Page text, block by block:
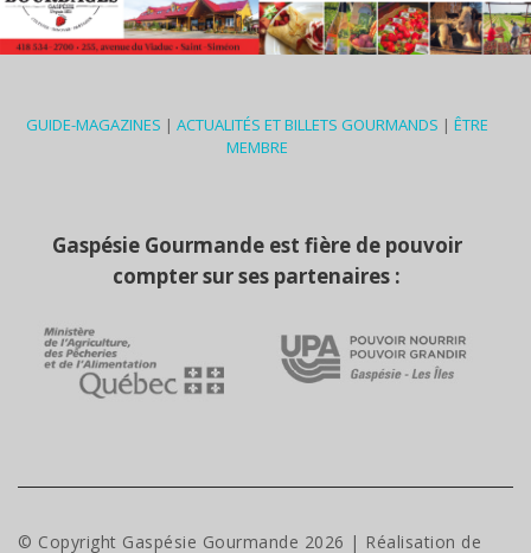
GUIDE-MAGAZINES | ACTUALITÉS ET BILLETS GOURMANDS | ÊTRE
MEMBRE
Gaspésie Gourmande est fière de pouvoir
compter sur ses partenaires :
© Copyright Gaspésie Gourmande 2026 | Réalisation de